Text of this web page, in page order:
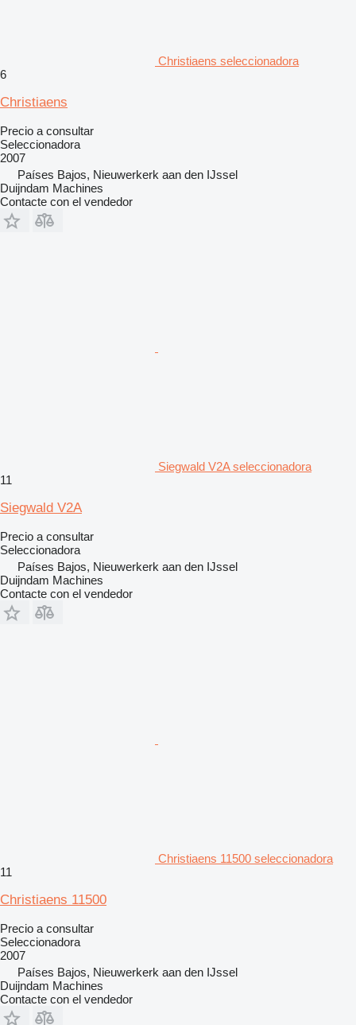
Christiaens seleccionadora
6
Christiaens
Precio a consultar
Seleccionadora
2007
Países Bajos, Nieuwerkerk aan den IJssel
Duijndam Machines
Contacte con el vendedor
Siegwald V2A seleccionadora
11
Siegwald V2A
Precio a consultar
Seleccionadora
Países Bajos, Nieuwerkerk aan den IJssel
Duijndam Machines
Contacte con el vendedor
Christiaens 11500 seleccionadora
11
Christiaens 11500
Precio a consultar
Seleccionadora
2007
Países Bajos, Nieuwerkerk aan den IJssel
Duijndam Machines
Contacte con el vendedor